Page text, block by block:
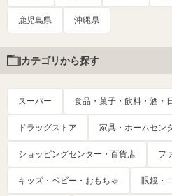
鹿児島県 沖縄県
カテゴリから探す
スーパー 食品・菓子・飲料・酒・
ドラッグストア 家具・ホームセン
ショッピングセンター・百貨店 フ
キッズ・ベビー・おもちゃ 眼鏡・